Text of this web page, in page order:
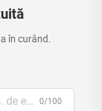
în curând.
0/100